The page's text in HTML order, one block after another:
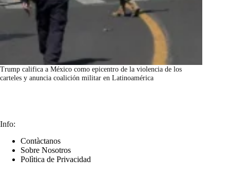
Trump califica a México como epicentro de la violencia de los
carteles y anuncia coalición militar en Latinoamérica
Info:
Contàctanos
Sobre Nosotros
Polìtica de Privacidad